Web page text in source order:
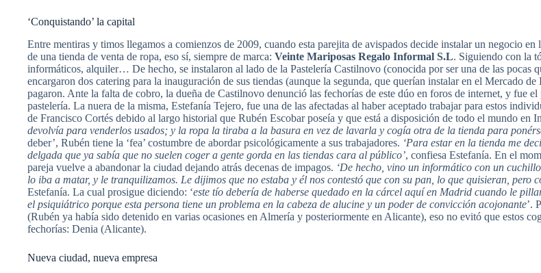
‘Conquistando’ la capital
Entre mentiras y timos llegamos a comienzos de 2009, cuando esta parejita de avispados decide instalar un negocio
de una tienda de venta de ropa, eso sí, siempre de marca: Veinte Mariposas Regalo Informal S.L. Siguiendo con la
informáticos, alquiler… De hecho, se instalaron al lado de la Pastelería Castilnovo (conocida por ser una de las pocas
encargaron dos catering para la inauguración de sus tiendas (aunque la segunda, que querían instalar en el Mercado
pagaron. Ante la falta de cobro, la dueña de Castilnovo denunció las fechorías de este dúo en foros de internet, y fue
pastelería. La nuera de la misma, Estefanía Tejero, fue una de las afectadas al haber aceptado trabajar para estos
de Francisco Cortés debido al largo historial que Rubén Escobar poseía y que está a disposición de todo el mundo en
devolvía para venderlos usados; y la ropa la tiraba a la basura en vez de lavarla y cogía otra de la tienda para
deber’, Rubén tiene la ‘fea’ costumbre de abordar psicológicamente a sus trabajadores. ‘Para estar en la tienda me
delgada que ya sabía que no suelen coger a gente gorda en las tiendas cara al público’, confiesa Estefanía. En el
pareja vuelve a abandonar la ciudad dejando atrás decenas de impagos. ‘De hecho, vino un informático con un
lo iba a matar, y le tranquilizamos. Le dijimos que no estaba y él nos contestó que con su pan, lo que quisieran, pero
Estefanía. La cual prosigue diciendo: ‘este tío debería de haberse quedado en la cárcel aquí en Madrid cuando le
el psiquiátrico porque esta persona tiene un problema en la cabeza de alucine y un poder de convicción acojonante’.
(Rubén ya había sido detenido en varias ocasiones en Almería y posteriormente en Alicante), eso no evitó que estos
fechorías: Denia (Alicante).
Nueva ciudad, nueva empresa